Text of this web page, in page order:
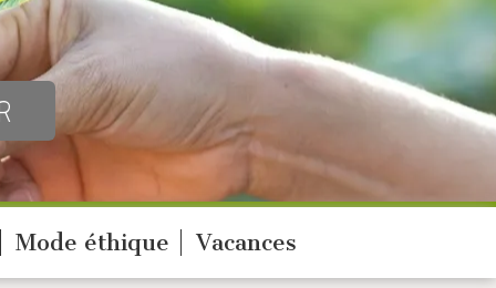
Mode éthique Vacances